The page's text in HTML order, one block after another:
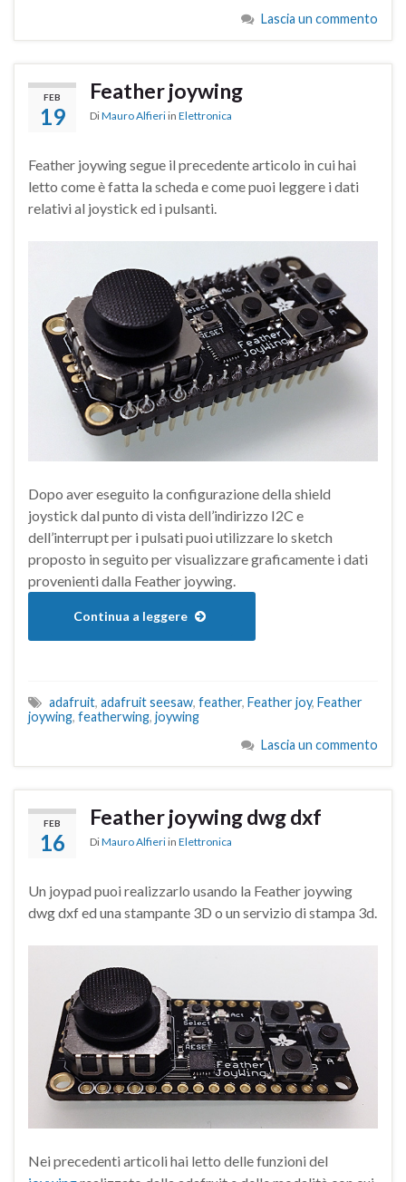
Lascia un commento
FEB
19
Feather joywing
DiMauro Alfieri in Elettronica
Feather joywing segue il precedente articolo in cui hai
letto come è fatta la scheda e come puoi leggere i dati
relativi al joystick ed i pulsanti.
Dopo aver eseguito la configurazione della shield
joystick dal punto di vista dell’indirizzo I2C e
dell’interrupt per i pulsati puoi utilizzare lo sketch
proposto in seguito per visualizzare graficamente i dati
provenienti dalla Feather joywing.
Continua a leggere
adafruit, adafruit seesaw, feather, Feather joy, Feather
joywing, featherwing, joywing
Lascia un commento
FEB
16
Feather joywing dwg dxf
DiMauro Alfieri in Elettronica
Un joypad puoi realizzarlo usando la Feather joywing
dwg dxf ed una stampante 3D o un servizio di stampa 3d.
Nei precedenti articoli hai letto delle funzioni del